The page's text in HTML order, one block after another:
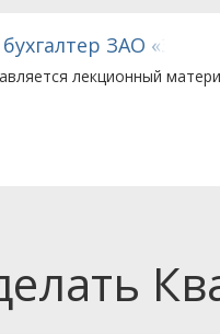
ЗАО
лекционный